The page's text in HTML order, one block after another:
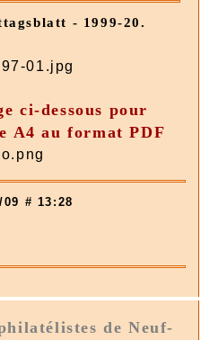
- 1999-20.
ci-dessous pour
A4 au format PDF
09 # 13:28
de Neuf-